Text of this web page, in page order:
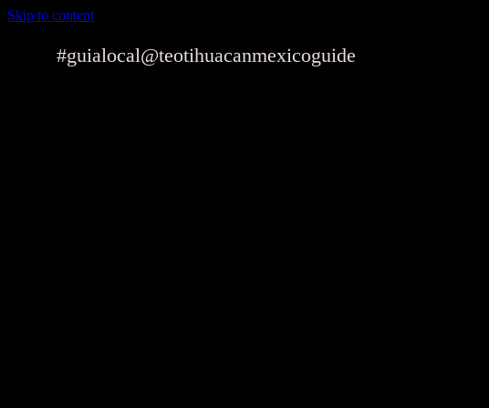
Skip to content
#guialocal@teotihuacanmexicoguide